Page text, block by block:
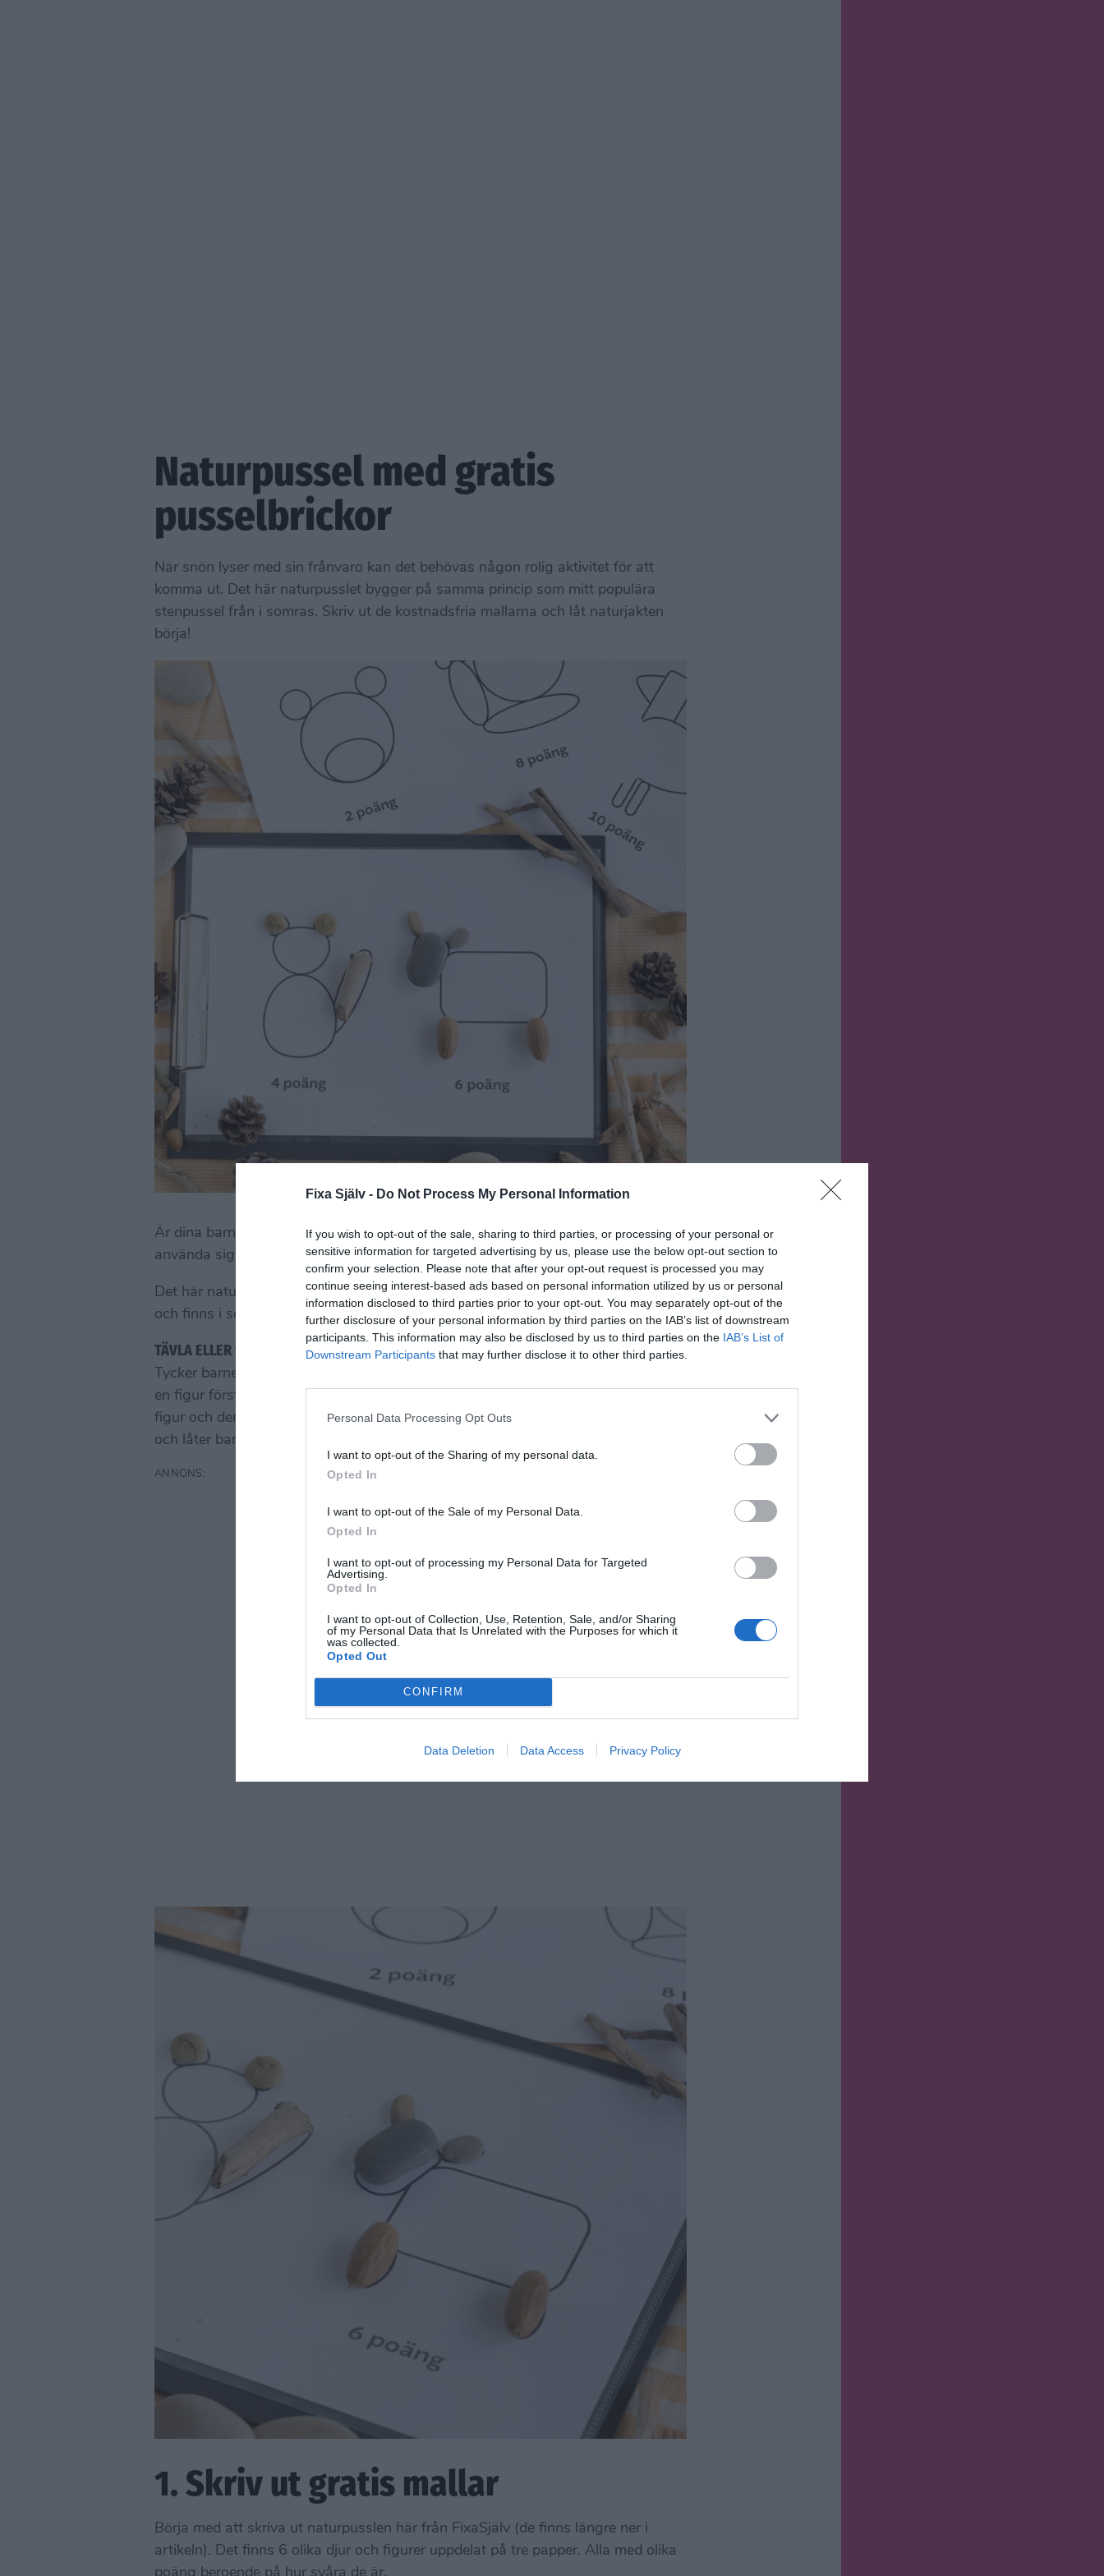
Fixa Själv - Do Not Process My Personal Information
If you wish to opt-out of the sale, sharing to third parties, or processing of your personal or
sensitive information for targeted advertising by us, please use the below opt-out section to
confirm your selection. Please note that after your opt-out request is processed you may
continue seeing interest-based ads based on personal information utilized by us or personal
information disclosed to third parties prior to your opt-out. You may separately opt-out of the
further disclosure of your personal information by third parties on the IAB’s list of downstream
participants. This information may also be disclosed by us to third parties on the IAB’s List of
Downstream Participants that may further disclose it to other third parties.
Personal Data Processing Opt Outs
I want to opt-out of the Sharing of my personal data.
Opted In
I want to opt-out of the Sale of my Personal Data.
Opted In
I want to opt-out of processing my Personal Data for Targeted
Advertising.
Opted In
I want to opt-out of Collection, Use, Retention, Sale, and/or Sharing
of my Personal Data that Is Unrelated with the Purposes for which it
was collected.
Opted Out
CONFIRM
Data Deletion Data Access Privacy Policy
Naturpussel med gratis
pusselbrickor
När snön lyser med sin frånvaro kan det behövas någon rolig aktivitet för att
komma ut. Det här naturpusslet bygger på samma princip som mitt populära
stenpussel från i somras. Skriv ut de kostnadsfria mallarna och låt naturjakten
börja!
Är dina barn också sakletare? Ta sakletandet ett steg längre och låt barnen
använda sig av pinnarna, kottarna och stenarna de hittar på utflykten.
Det här naturpusslet bygger på samma princip sommitt stenpusselfrån i somras
och finns i sex olika varianter och svårhetsgrader.
TÄVLA ELLER SAMARBETA
Tycker barnen om att tävla så kan de utmana varandra och se vem som skapar
en figur först. Är de i olika åldrar kan ju den yngre med fördel bygga en enklare
figur och den äldre en lite svårare. Eller så ser ni det som en samarbetsövning
och låter barnen bygga tillsammans.
1. Skriv ut gratis mallar
Börja med att skriva ut naturpusslen här från FixaSjälv (de finns längre ner i
artikeln). Det finns 6 olika djur och figurer uppdelat på tre papper. Alla med olika
poäng beroende på hur svåra de är.